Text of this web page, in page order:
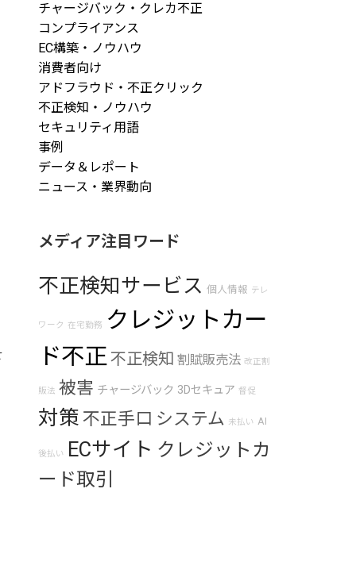
チャージバック・クレカ不正
コンプライアンス
EC構築・ノウハウ
消費者向け
アドフラウド・不正クリック
不正検知・ノウハウ
セキュリティ用語
事例
データ＆レポート
ニュース・業界動向
メディア注目ワード
不正検知サービス 個人情報 テレ
ワーク 在宅勤務
クレジットカー
ド不正不正検知 割賦販売法 改正割
販法 被害 チャージバック 3Dセキュア 督促
対策 不正手口 システム 未払い AI
後払い ECサイト クレジットカ
ード取引